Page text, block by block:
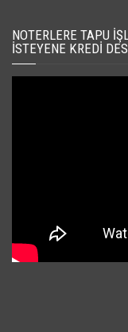
NOTERLERE TAPU
İSTEYENE KREDI